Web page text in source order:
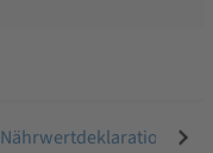
Nährwertdeklaration